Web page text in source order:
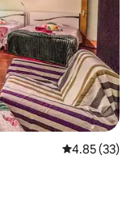
평점 4.85점(5
4.85 (33)